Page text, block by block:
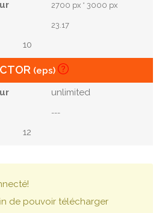
2700 px * 3000 px
23.17
10
(eps)
unlimited
---
12
de pouvoir télécharger